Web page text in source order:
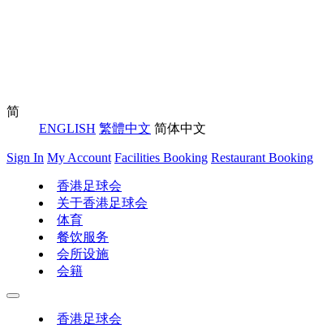
简
ENGLISH 繁體中文 简体中文
Sign In My Account Facilities Booking Restaurant Booking
香港足球会
关于香港足球会
体育
餐饮服务
会所设施
会籍
香港足球会